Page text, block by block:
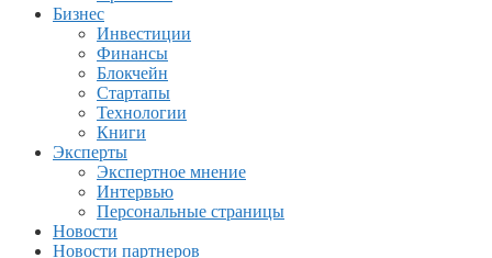
Бизнес
Инвестиции
Финансы
Блокчейн
Стартапы
Технологии
Книги
Эксперты
Экспертное мнение
Интервью
Персональные страницы
Новости
Новости партнеров